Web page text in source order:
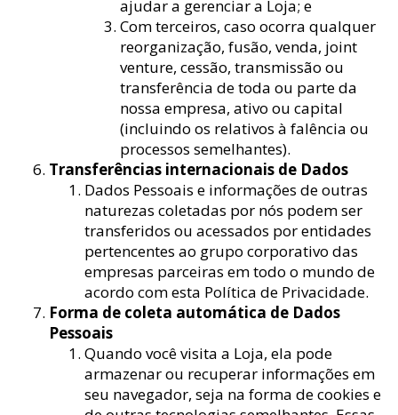
ajudar a gerenciar a Loja; e
Com terceiros, caso ocorra qualquer
reorganização, fusão, venda, joint
venture, cessão, transmissão ou
transferência de toda ou parte da
nossa empresa, ativo ou capital
(incluindo os relativos à falência ou
processos semelhantes).
Transferências internacionais de Dados
Dados Pessoais e informações de outras
naturezas coletadas por nós podem ser
transferidos ou acessados por entidades
pertencentes ao grupo corporativo das
empresas parceiras em todo o mundo de
acordo com esta Política de Privacidade.
Forma de coleta automática de Dados
Pessoais
Quando você visita a Loja, ela pode
armazenar ou recuperar informações em
seu navegador, seja na forma de cookies e